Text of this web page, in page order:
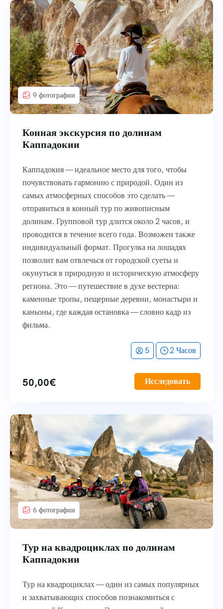
9 фотографии
Конная экскурсия по долинам
Каппадокии
Каппадокия — идеальное место для того, чтобы
почувствовать гармонию с природой. Один из
самых атмосферных способов это сделать —
отправиться в конный тур по живописным
долинам. Групповой тур длится около 2 часов, и
проводится в течение всего года. Возможен также
индивидуальный формат. Прогулка на лошадях
позволит вам отвлечься от городской суеты и
окунуться в природную и историческую атмосферу
региона. Это — путешествие в духе вестерна:
каменные тропы, пещерные деревни, монастыри и
каньоны, где каждая остановка — словно кадр из
фильма.
5 2 Часов
50,00€ Исследовать
6 фотографии
Тур на квадроциклах по долинам
Каппадокии
Тур на квадроциклах — один из самых популярных
и захватывающих способов познакомиться с